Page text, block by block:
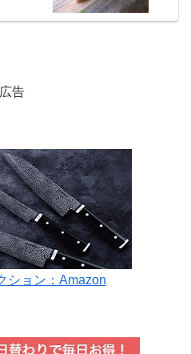
広告
ション：Amazon